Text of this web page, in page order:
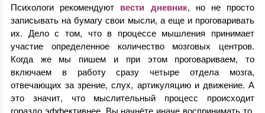
Психологи рекомендуют вести дневник, но не просто
записывать на бумагу свои мысли, а еще и проговаривать
их. Дело с том, что в процессе мышления принимает
участие определенное количество мозговых центров.
Когда же мы пишем и при этом проговариваем, то
включаем в работу сразу четыре отдела мозга,
отвечающих за зрение, слух, артикуляцию и движение. А
это значит, что мыслительный процесс происходит
гораздо эффективнее. Вы начнёте иначе воспринимать то,